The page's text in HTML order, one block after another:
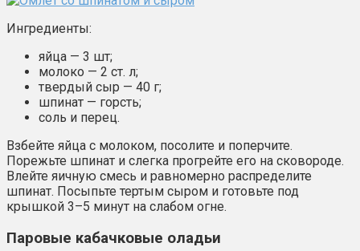
Ингредиенты:
яйца — 3 шт;
молоко — 2 ст. л;
твердый сыр — 40 г;
шпинат — горсть;
соль и перец.
Взбейте яйца с молоком, посолите и поперчите.
Порежьте шпинат и слегка прогрейте его на сковороде.
Влейте яичную смесь и равномерно распределите
шпинат. Посыпьте тертым сыром и готовьте под
крышкой 3–5 минут на слабом огне.
Паровые кабачковые оладьи